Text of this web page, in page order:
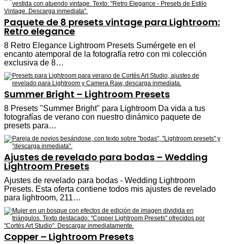
Paquete de 8 presets vintage para Lightroom:
Retro elegance
8 Retro Elegance Lightroom Presets Sumérgete en el
encanto atemporal de la fotografía retro con mi colección
exclusiva de 8…
Summer Bright – Lightroom Presets
8 Presets "Summer Bright" para Lightroom Da vida a tus
fotografías de verano con nuestro dinámico paquete de
presets para…
Ajustes de revelado para bodas – Wedding
Lightroom Presets
Ajustes de revelado para bodas - Wedding Lightroom
Presets. Esta oferta contiene todos mis ajustes de revelado
para lightroom, 211…
Copper – Lightroom Presets